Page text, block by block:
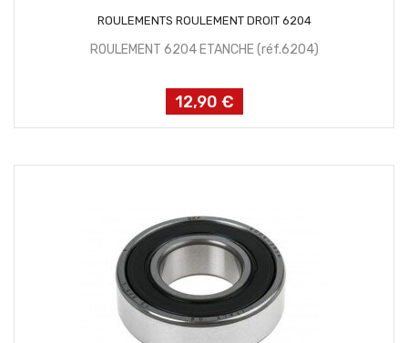
ROULEMENTS ROULEMENT DROIT 6204
ROULEMENT 6204 ETANCHE (réf.6204)
Prix
12,90 €